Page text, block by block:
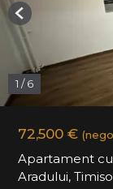
72,500 €
Apartament
Aradului,
1 /6
Previous